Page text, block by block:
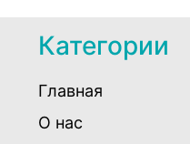
Категории
Главная
О нас